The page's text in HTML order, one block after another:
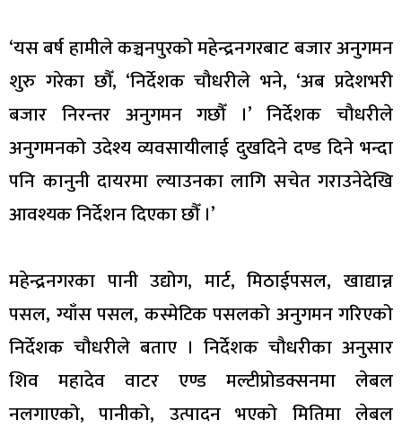
‘यस बर्ष हामीले कञ्चनपुरको महेन्द्रनगरबाट बजार अनुगमन
शुरु गरेका छौँ, ‘निर्देशक चौधरीले भने, ‘अब प्रदेशभरी
बजार निरन्तर अनुगमन गछौँ ।’ निर्देशक चौधरीले
अनुगमनको उदेश्य व्यवसायीलाई दुखदिने दण्ड दिने भन्दा
पनि कानुनी दायरमा ल्याउनका लागि सचेत गराउनेदेखि
आवश्यक निर्देशन दिएका छौँ ।’
महेन्द्रनगरका पानी उद्योग, मार्ट, मिठाईपसल, खाद्यान्न
पसल, ग्याँस पसल, कस्मेटिक पसलको अनुगमन गरिएको
निर्देशक चौधरीले बताए । निर्देशक चौधरीका अनुसार
शिव महादेव वाटर एण्ड मल्टीप्रोडक्सनमा लेबल
नलगाएको, पानीको, उत्पादन भएको मितिमा लेबल